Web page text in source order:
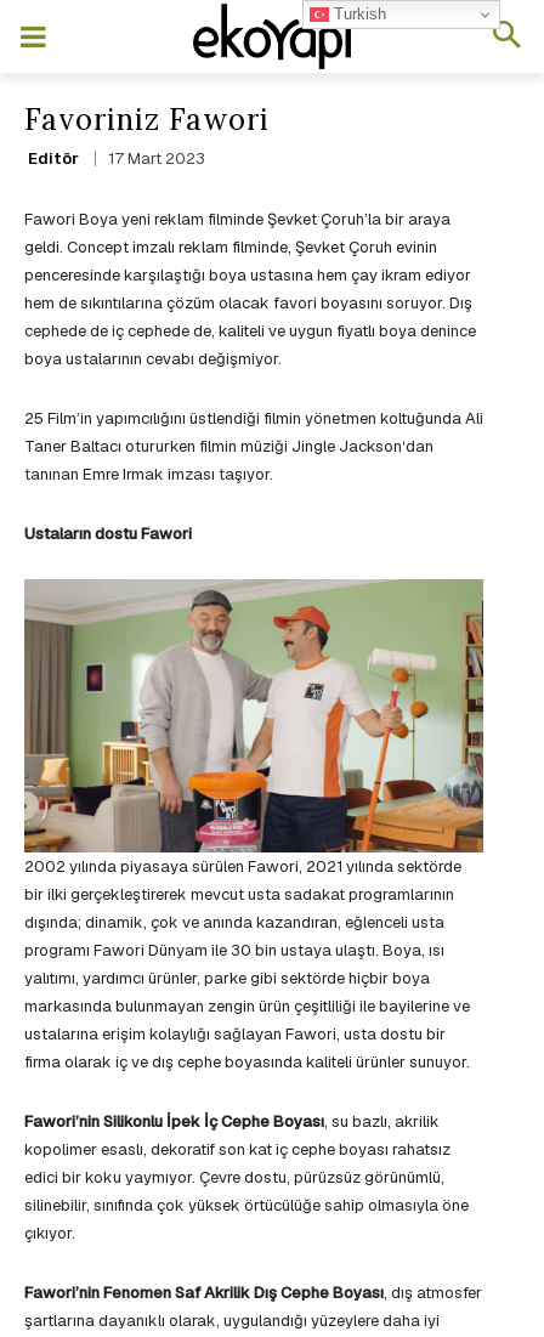
Favoriniz Fawori
Editör 17 Mart 2023
Fawori Boya yeni reklam filminde Şevket Çoruh’la bir araya
geldi. Concept imzalı reklam filminde, Şevket Çoruh evinin
penceresinde karşılaştığı boya ustasına hem çay ikram ediyor
hem de sıkıntılarına çözüm olacak favori boyasını soruyor. Dış
cephede de iç cephede de, kaliteli ve uygun fiyatlı boya denince
boya ustalarının cevabı değişmiyor.
25 Film’in yapımcılığını üstlendiği filmin yönetmen koltuğunda Ali
Taner Baltacı otururken filmin müziği Jingle Jackson‘dan
tanınan Emre Irmak imzası taşıyor.
Ustaların dostu Fawori
2002 yılında piyasaya sürülen Fawori, 2021 yılında sektörde
bir ilki gerçekleştirerek mevcut usta sadakat programlarının
dışında; dinamik, çok ve anında kazandıran, eğlenceli usta
programı Fawori Dünyam ile 30 bin ustaya ulaştı. Boya, ısı
yalıtımı, yardımcı ürünler, parke gibi sektörde hiçbir boya
markasında bulunmayan zengin ürün çeşitliliği ile bayilerine ve
ustalarına erişim kolaylığı sağlayan Fawori, usta dostu bir
firma olarak iç ve dış cephe boyasında kaliteli ürünler sunuyor.
Fawori’nin Silikonlu İpek İç Cephe Boyası, su bazlı, akrilik
kopolimer esaslı, dekoratif son kat iç cephe boyası rahatsız
edici bir koku yaymıyor. Çevre dostu, pürüzsüz görünümlü,
silinebilir, sınıfında çok yüksek örtücülüğe sahip olmasıyla öne
çıkıyor.
Fawori’nin Fenomen Saf Akrilik Dış Cephe Boyası, dış atmosfer
şartlarına dayanıklı olarak, uygulandığı yüzeylere daha iyi
Turkish